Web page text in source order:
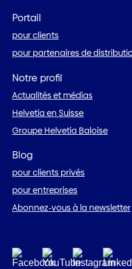
Portail
pour clients
pour partenaires de
Notre profil
Actualités et médias
Helvetia en Suisse
Groupe Helvetia Baloise
Blog
pour clients privés
pour entreprises
Abonnez-vous à la newsletter